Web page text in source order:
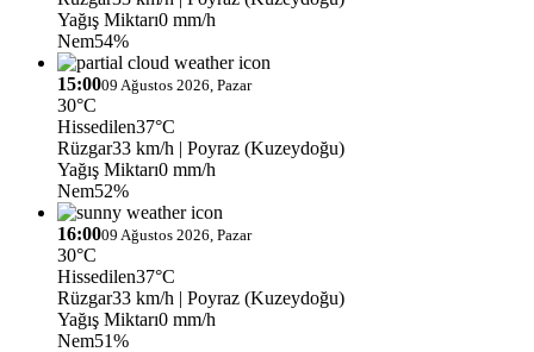
Yağış Miktarı0 mm/h
Nem54%
15:0009 Ağustos 2026, Pazar
30°C
Hissedilen37°C
Rüzgar33 km/h | Poyraz (Kuzeydoğu)
Yağış Miktarı0 mm/h
Nem52%
16:0009 Ağustos 2026, Pazar
30°C
Hissedilen37°C
Rüzgar33 km/h | Poyraz (Kuzeydoğu)
Yağış Miktarı0 mm/h
Nem51%